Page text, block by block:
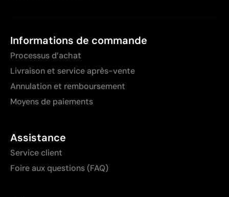
Informations de commande
Processus d’achat
Livraison et service après-vente
Annulation et remboursement
Moyens de paiements
Assistance
Service client
Foire aux questions (FAQ)